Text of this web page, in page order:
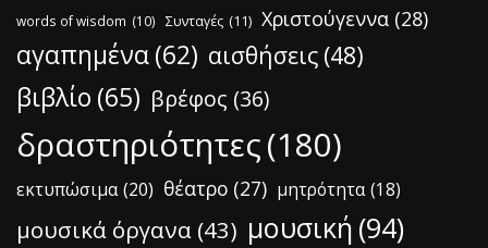
words of wisdom (10) Συνταγές (11) Χριστούγεννα (28)
αγαπημένα(62) αισθήσεις (48)
βιβλίο (65) βρέφος (36)
δραστηριότητες(180)
εκτυπώσιμα (20) θέατρο (27) μητρότητα (18)
μουσικά όργανα (43) μουσική (94)